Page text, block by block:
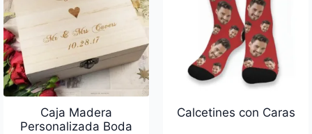
29,90 €
Caja Madera
Personalizada Boda
Calcetines con Caras